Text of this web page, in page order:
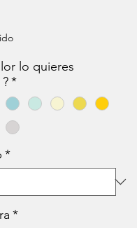
lo quieres
*
*
*